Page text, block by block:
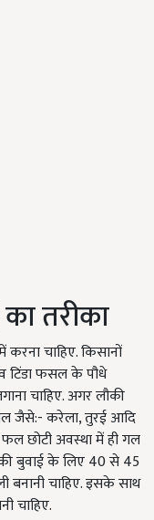
तरीका
चाहिए. किसानों
टिंडा फसल के पौधे
चाहिए. अगर लौकी
जैसे:- करेला, तुरई आदि
छोटी अवस्था में ही गल
बुवाई के लिए 40 से 45
बनानी चाहिए. इसके साथ
चाहिए.